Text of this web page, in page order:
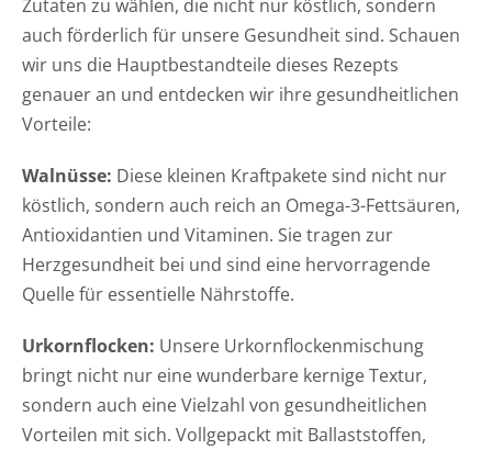
Zutaten zu wählen, die nicht nur köstlich, sondern
auch förderlich für unsere Gesundheit sind. Schauen
wir uns die Hauptbestandteile dieses Rezepts
genauer an und entdecken wir ihre gesundheitlichen
Vorteile:
Walnüsse: Diese kleinen Kraftpakete sind nicht nur
köstlich, sondern auch reich an Omega-3-Fettsäuren,
Antioxidantien und Vitaminen. Sie tragen zur
Herzgesundheit bei und sind eine hervorragende
Quelle für essentielle Nährstoffe.
Urkornflocken: Unsere Urkornflockenmischung
bringt nicht nur eine wunderbare kernige Textur,
sondern auch eine Vielzahl von gesundheitlichen
Vorteilen mit sich. Vollgepackt mit Ballaststoffen,